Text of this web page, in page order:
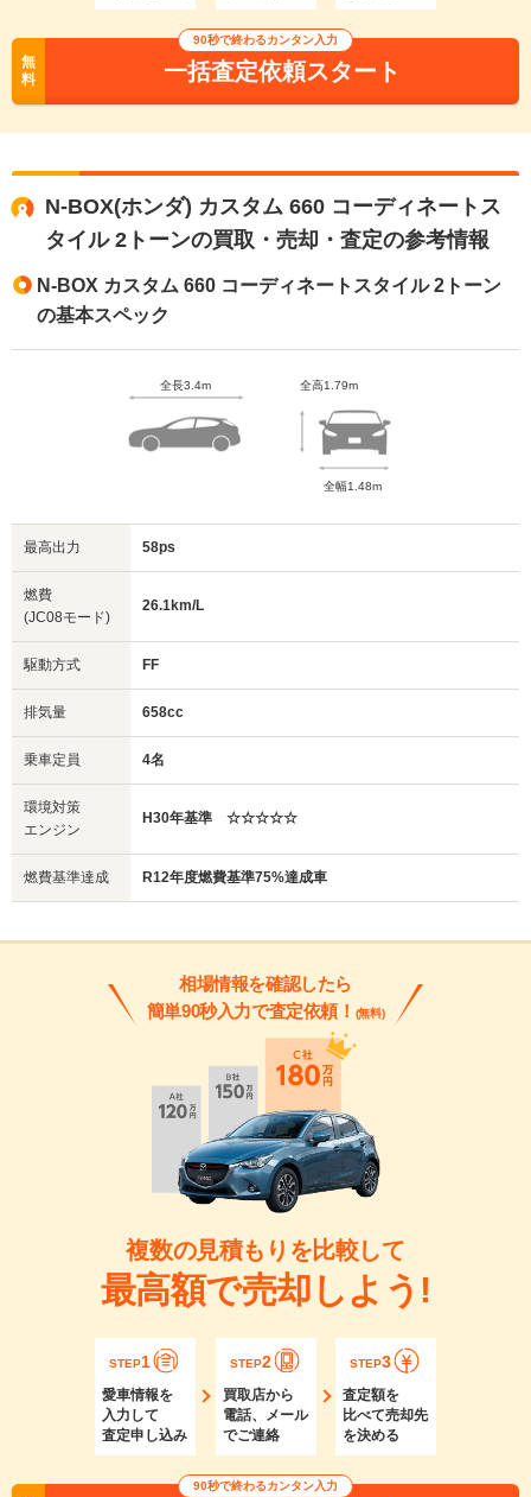
無
料
90秒で終わるカンタン入力
一括査定依頼スタート
N-BOX(ホンダ) カスタム 660 コーディネートス
タイル 2トーンの買取・売却・査定の参考情報
N-BOX カスタム 660 コーディネートスタイル 2トーン
の基本スペック
全長3.4m 全高1.79m
全幅1.48m
最高出力 58ps
燃費
(JC08モード)
26.1km/L
駆動方式 FF
排気量 658cc
乗車定員 4名
環境対策
エンジン
H30年基準 ☆☆☆☆☆
燃費基準達成 R12年度燃費基準75%達成車
相場情報を確認したら
簡単90秒入力で査定依頼！ (無料)
複数の見積もりを比較して
最高額で売却しよう!
STEP1
愛車情報を
入力して
査定申し込み
STEP2
買取店から
電話、メール
でご連絡
STEP3
査定額を
比べて売却先
を決める
90秒で終わるカンタン入力